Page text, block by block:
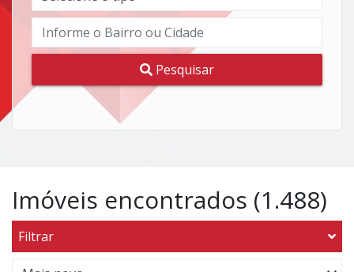
Pesquisar
Imóveis encontrados (1.488)
Filtrar